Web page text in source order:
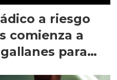
a riesgo
comienza a
para